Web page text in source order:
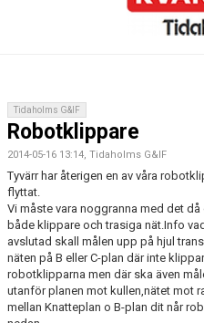
FÖRENINGEN
SOUVENIRER
GAMLA GIFFS TORSDAGSTRÄFFAR
MATCHER
CUPER ARBETSBESKRIVNING
Tidaholms G&IF
Robotklippare
2014-05-16 13:14, Tidaholms G&IF
Tyvärr har återigen en av våra
flyttat.
Vi måste vara noggranna med det
både klippare och trasiga nät.Info
avslutad skall målen upp på hjul
näten på B eller C-plan där inte
robotklipparna men där ska även
utanför planen mot kullen,nätet mot
mellan Knatteplan o B-plan dit når